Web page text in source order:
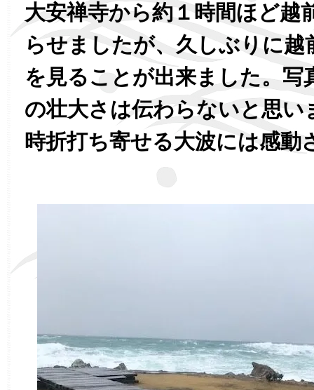
大安禅寺から約１時間ほど越
らせましたが、久しぶりに越
を見ることが出来ました。写
の壮大さは伝わらないと思い
時折打ち寄せる大波には感動